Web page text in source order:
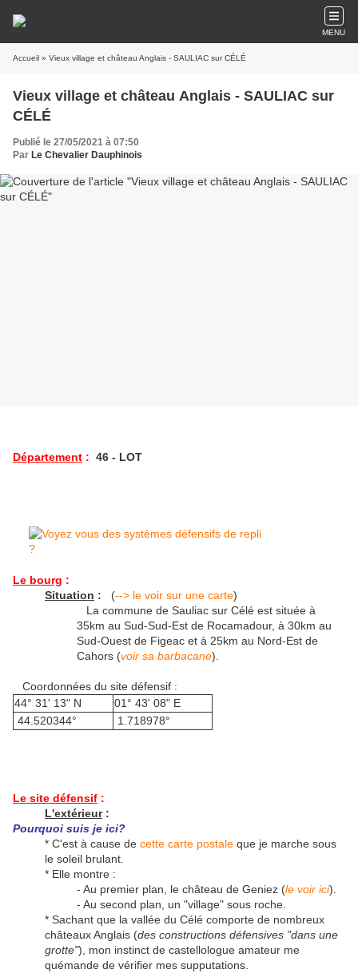
MENU
Accueil » Vieux village et château Anglais - SAULIAC sur CÉLÉ
Vieux village et château Anglais - SAULIAC sur
CÉLÉ
Publié le 27/05/2021 à 07:50
Par Le Chevalier Dauphinois
Département : 46 - LOT
Le bourg :
Situation : (--> le voir sur une carte)
La commune de Sauliac sur Célé est située à
35km au Sud-Sud-Est de Rocamadour, à 30km au
Sud-Ouest de Figeac et à 25km au Nord-Est de
Cahors (voir sa barbacane).
Coordonnées du site défensif :
44° 31' 13" N
01° 43' 08" E
44.520344°
1.718978°
Le site défensif :
L'extérieur:
Pourquoi suis je ici?
* C'est à cause de cette carte postale que je marche sous
le soleil brulant.
* Elle montre :
- Au premier plan, le château de Geniez (le voir ici).
- Au second plan, un "village" sous roche.
* Sachant que la vallée du Célé comporte de nombreux
châteaux Anglais (des constructions défensives "dans une
grotte"), mon instinct de castellologue amateur me
quémande de vérifier mes supputations.